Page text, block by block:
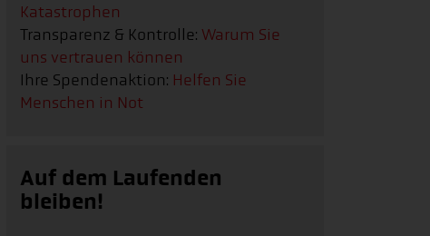
Katastrophen
Transparenz & Kontrolle: Warum Sie
uns vertrauen können
Ihre Spendenaktion: Helfen Sie
Menschen in Not
Auf dem Laufenden
bleiben!